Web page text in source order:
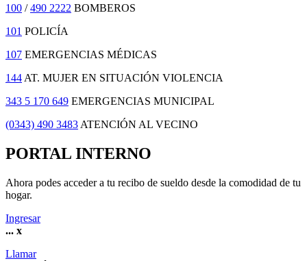
100 /490 2222 BOMBEROS
101 POLICÍA
107 EMERGENCIAS MÉDICAS
144 AT. MUJER EN SITUACIÓN VIOLENCIA
343 5 170 649 EMERGENCIAS MUNICIPAL
(0343) 490 3483 ATENCIÓN AL VECINO
PORTAL INTERNO
Ahora podes acceder a tu recibo de sueldo desde la comodidad de tu
hogar.
Ingresar
... x
Llamar